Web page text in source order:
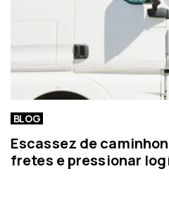
BLOG
Escassez de
fretes e pressionar